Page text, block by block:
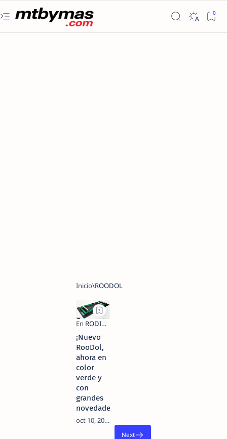
¡Nuevo
RooDol,
ahora en
color
verde y
con
grandes
novedades!